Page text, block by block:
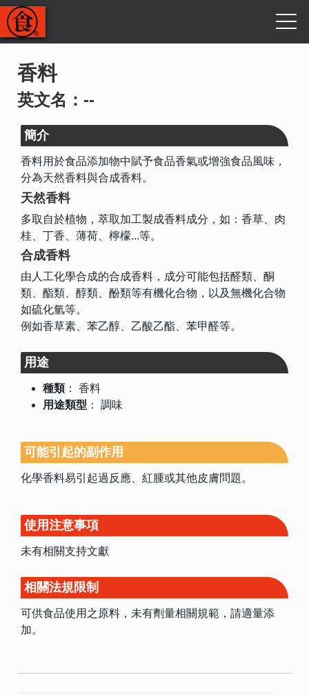
香料
英文名：--
簡介
香料用於食品添加物中賦予食品香氣或增強食品風味，
分為天然香料與合成香料。
天然香料
多取自於植物，萃取加工製成香料成分，如：香草、肉
桂、丁香、薄荷、檸檬...等。
合成香料
由人工化學合成的合成香料，成分可能包括醛類、酮
類、酯類、醇類、酚類等有機化合物，以及無機化合物
如硫化氫等。
例如香草素、苯乙醇、乙酸乙酯、苯甲醛等。
用途
種類： 香料
用途類型 ： 調味
可能引起的副作用
化學香料易引起過反應、紅腫或其他皮膚問題。
使用注意事項
未有相關支持文獻
相關法規限制
可供食品使用之原料，未有劑量相關規範，請適量添
加。